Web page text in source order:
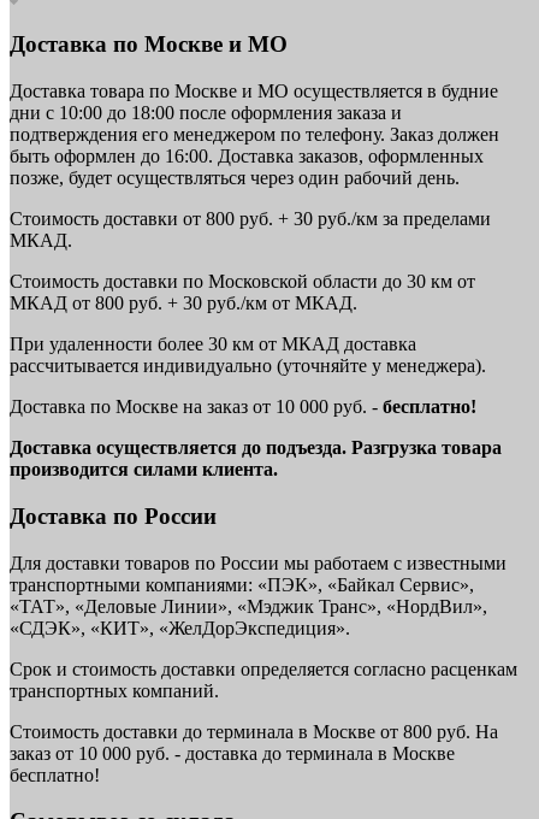
Доставка по Москве и МО
Доставка товара по Москве и МО осуществляется в будние
дни с 10:00 до 18:00 после оформления заказа и
подтверждения его менеджером по телефону. Заказ должен
быть оформлен до 16:00. Доставка заказов, оформленных
позже, будет осуществляться через один рабочий день.
Стоимость доставки от 800 руб. + 30 руб./км за пределами
МКАД.
Стоимость доставки по Московской области до 30 км от
МКАД от 800 руб. + 30 руб./км от МКАД.
При удаленности более 30 км от МКАД доставка
рассчитывается индивидуально (уточняйте у менеджера).
Доставка по Москве на заказ от 10 000 руб. - бесплатно!
Доставка осуществляется до подъезда. Разгрузка товара
производится силами клиента.
Доставка по России
Для доставки товаров по России мы работаем с известными
транспортными компаниями: «ПЭК», «Байкал Сервис»,
«ТАТ», «Деловые Линии», «Мэджик Транс», «НордВил»,
«СДЭК», «КИТ», «ЖелДорЭкспедиция».
Срок и стоимость доставки определяется согласно расценкам
транспортных компаний.
Стоимость доставки до терминала в Москве от 800 руб. На
заказ от 10 000 руб. - доставка до терминала в Москве
бесплатно!